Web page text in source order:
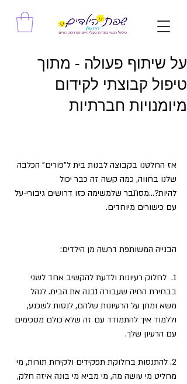
על שיתוף פעולה - מתוך
טיפול קבוצתי לקידום
מיומנויות חברתיות
אז החלטנו בקבוצה לבנות בית ל"פורים" הכלבה
שלנו בחווה, כמה קשה זה כבר יכול
להיות?...מסתבר שלמשימה כזו דרושים גיבורי-על
עם כישורים מיוחדים.
הבנייה המשותפת דרשה מן הילדים:
1.  לחלוק רעיונות ולדעת להקשיב אחד לשני
בבחירת החיה שעבורה נבנה את הבית. לנהל
משא ומתן על הרעיונות שלהם, לנסות לשכנע,
וללמוד איך להתמודד עם זה שלא כולם מסכימים
עם הרעיון שלך.
2. להתנסות בחלוקת תפקידים ולקיחת תורות, מי
מחליט מי עושה מה, מי מביא מי בונה איזה חלק,